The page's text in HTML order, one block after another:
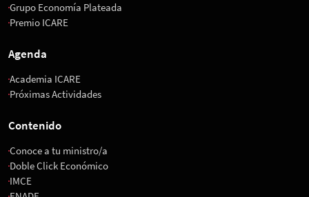
Grupo Economía Plateada
Premio ICARE
Agenda
Academia ICARE
Próximas Actividades
Contenido
Conoce a tu ministro/a
Doble Click Económico
IMCE